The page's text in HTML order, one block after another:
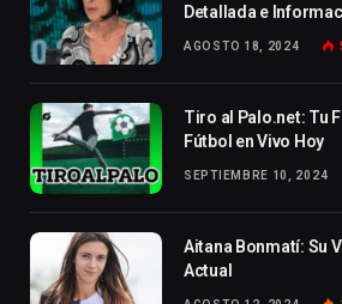
Detallada e
AGOSTO 18, 2024
Tiro al Palo.net: Tu
Fútbol en Vivo Hoy
SEPTIEMBRE 10, 2024
Aitana Bonmatí: Su
Actual